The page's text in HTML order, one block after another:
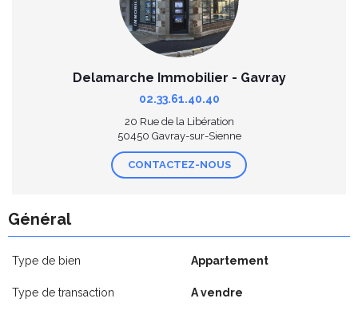
Delamarche Immobilier - Gavray
02.33.61.40.40
20 Rue de la Libération
50450 Gavray-sur-Sienne
CONTACTEZ-NOUS
Général
Type de bien Appartement
Type de transaction A vendre